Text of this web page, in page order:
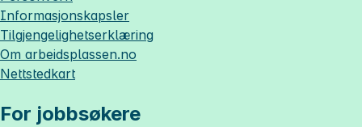
Informasjonskapsler
Tilgjengelighetserklæring
Om arbeidsplassen.no
Nettstedkart
For jobbsøkere